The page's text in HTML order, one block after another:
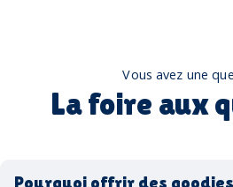
Vous avez une
La foire aux
Pourquoi offrir des